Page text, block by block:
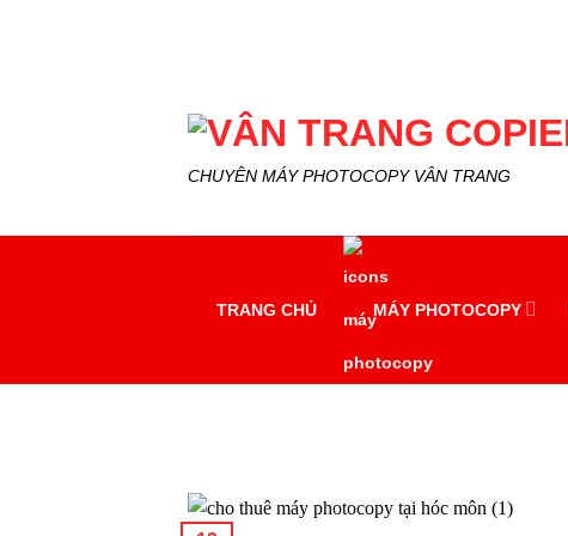
CHUYÊN MÁY PHOTOCOPY VÂN TRANG
TRANG CHỦ MÁY PHOTOCOPY